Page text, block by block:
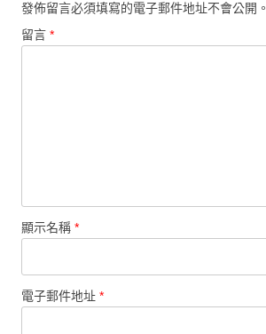
發佈留言必須填寫的電子郵件地址不會公開。
留言 *
顯示名稱 *
電子郵件地址 *